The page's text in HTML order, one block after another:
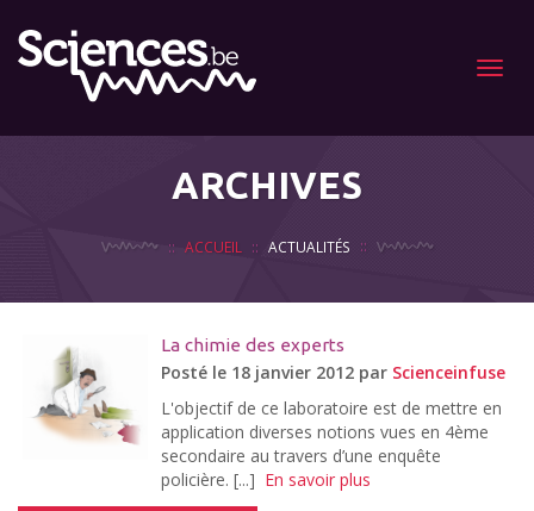
Menu
ARCHIVES
ACCUEIL ACTUALITÉS
La chimie des experts
Posté le 18 janvier 2012 par Scienceinfuse
L'objectif de ce laboratoire est de mettre en
application diverses notions vues en 4ème
secondaire au travers d’une enquête
policière. [...] En savoir plus